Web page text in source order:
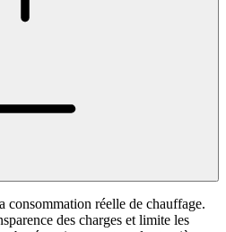
consommation réelle de chauffage.
des charges et limite les